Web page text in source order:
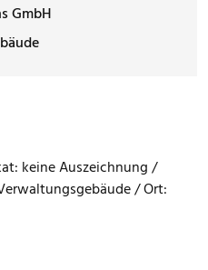
GmbH
keine Auszeichnung /
/ Ort: